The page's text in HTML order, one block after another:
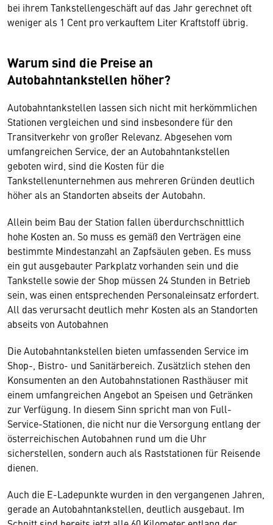
bei ihrem Tankstellengeschäft auf das Jahr gerechnet oft
weniger als 1 Cent pro verkauftem Liter Kraftstoff übrig.
Warum sind die Preise an
Autobahntankstellen höher?
Autobahntankstellen lassen sich nicht mit herkömmlichen
Stationen vergleichen und sind insbesondere für den
Transitverkehr von großer Relevanz. Abgesehen vom
umfangreichen Service, der an Autobahntankstellen
geboten wird, sind die Kosten für die
Tankstellenunternehmen aus mehreren Gründen deutlich
höher als an Standorten abseits der Autobahn.
Allein beim Bau der Station fallen überdurchschnittlich
hohe Kosten an. So muss es gemäß den Verträgen eine
bestimmte Mindestanzahl an Zapfsäulen geben. Es muss
ein gut ausgebauter Parkplatz vorhanden sein und die
Tankstelle sowie der Shop müssen 24 Stunden in Betrieb
sein, was einen entsprechenden Personaleinsatz erfordert.
All das verursacht deutlich mehr Kosten als an Standorten
abseits von Autobahnen
Die Autobahntankstellen bieten umfassenden Service im
Shop-, Bistro- und Sanitärbereich. Zusätzlich stehen den
Konsumenten an den Autobahnstationen Rasthäuser mit
einem umfangreichen Angebot an Speisen und Getränken
zur Verfügung. In diesem Sinn spricht man von Full-
Service-Stationen, die nicht nur die Versorgung entlang der
österreichischen Autobahnen rund um die Uhr
sicherstellen, sondern auch als Raststationen für Reisende
dienen.
Auch die E-Ladepunkte wurden in den vergangenen Jahren,
gerade an Autobahntankstellen, deutlich ausgebaut. Im